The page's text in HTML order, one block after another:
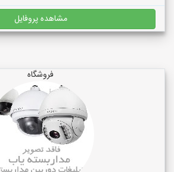
مشاهده پروفایل
فروشگاه